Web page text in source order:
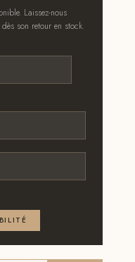
Laissez-nous
son retour en stock.